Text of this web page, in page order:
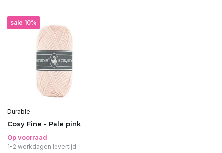
sale 10%
Durable
Cosy Fine - Pale pink
Op voorraad
1-2 werkdagen levertijd